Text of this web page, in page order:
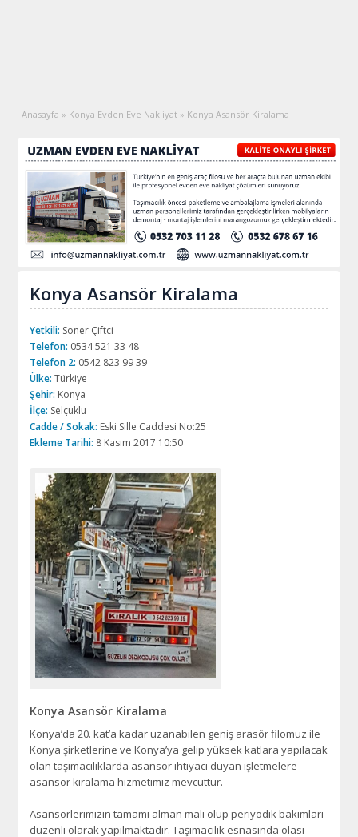
Anasayfa » Konya Evden Eve Nakliyat » Konya Asansör Kiralama
Konya Asansör Kiralama
Yetkili: Soner Çiftci
Telefon: 0534 521 33 48
Telefon 2: 0542 823 99 39
Ülke: Türkiye
Şehir: Konya
İlçe: Selçuklu
Cadde / Sokak: Eski Sille Caddesi No:25
Ekleme Tarihi: 8 Kasım 2017 10:50
Konya Asansör Kiralama
Konya’da 20. kat’a kadar uzanabilen geniş arasör filomuz ile
Konya şirketlerine ve Konya’ya gelip yüksek katlara yapılacak
olan taşımacılıklarda asansör ihtiyacı duyan işletmelere
asansör kiralama hizmetimiz mevcuttur.
Asansörlerimizin tamamı alman malı olup periyodik bakımları
düzenli olarak yapılmaktadır. Taşımacılık esnasında olası